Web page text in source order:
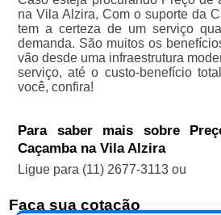
na Vila Alzira, Com o suporte da
tem a certeza de um serviço
demanda. São muitos os
vão desde uma infraestrutura
serviço, até o custo-benefício
você, confira!
Para saber mais sobre
Caçamba na Vila Alzira
Ligue para (11) 2677-3113ou
Faça sua cotação